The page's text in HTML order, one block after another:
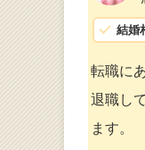
結婚
転職に
退職し
ます。